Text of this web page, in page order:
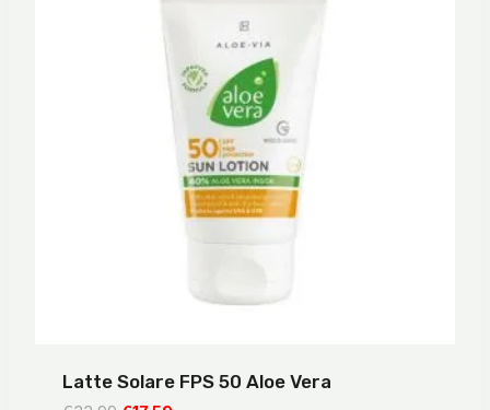
Latte Solare FPS 50 Aloe Vera